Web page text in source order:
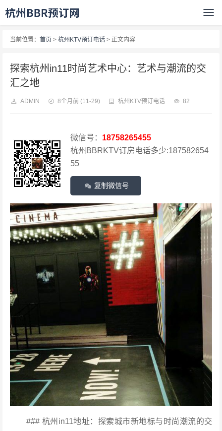
当前位置： 首页 > 杭州KTV预订电话 > 正文内容
探索杭州in11时尚艺术中心：艺术与潮流的交
汇之地
ADMIN 8个月前 (11-29) 杭州KTV预订电话 82
微信号： 18758265455
杭州BBRKTV订房电话多少:187582654
55
复制微信号
### 杭州in11地址：探索城市新地标与时尚潮流的交